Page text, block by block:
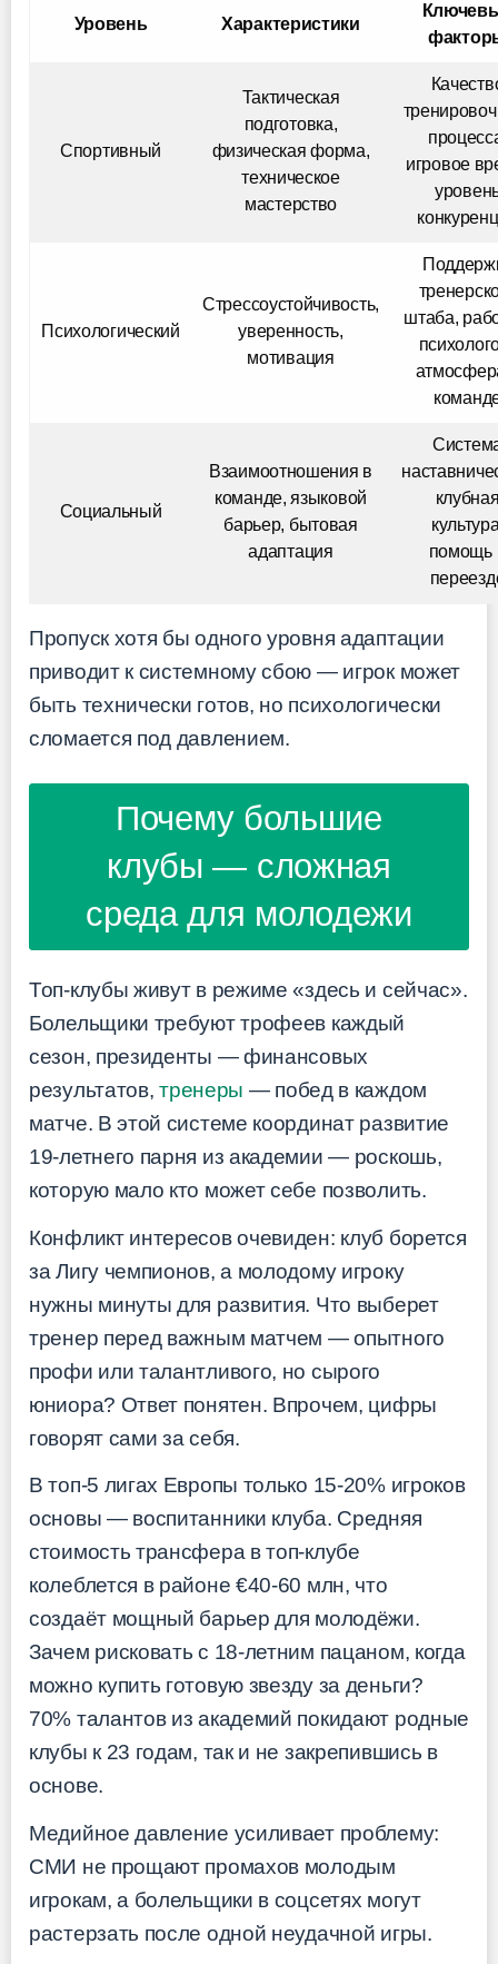
Уровень Характеристики
Спортивный
Тактическая
подготовка,
физическая форма,
техническое
мастерство
игровое
Психологический
Стрессоустойчивость,
уверенность,
мотивация
штаба,
Социальный
Взаимоотношения в
команде, языковой
барьер, бытовая
адаптация
помощь
Пропуск хотя бы одного уровня адаптации
приводит к системному сбою — игрок может
быть технически готов, но психологически
сломается под давлением.
Почему большие
клубы — сложная
среда для молодежи
Топ-клубы живут в режиме «здесь и сейчас».
Болельщики требуют трофеев каждый
сезон, президенты — финансовых
результатов,тренеры — побед в каждом
матче. В этой системе координат развитие
19-летнего парня из академии — роскошь,
которую мало кто может себе позволить.
Конфликт интересов очевиден: клуб борется
за Лигу чемпионов, а молодому игроку
нужны минуты для развития. Что выберет
тренер перед важным матчем — опытного
профи или талантливого, но сырого
юниора? Ответ понятен. Впрочем, цифры
говорят сами за себя.
В топ-5 лигах Европы только 15-20% игроков
основы — воспитанники клуба. Средняя
стоимость трансфера в топ-клубе
колеблется в районе €40-60 млн, что
создаёт мощный барьер для молодёжи.
Зачем рисковать с 18-летним пацаном, когда
можно купить готовую звезду за деньги?
70% талантов из академий покидают родные
клубы к 23 годам, так и не закрепившись в
основе.
Медийное давление усиливает проблему:
СМИ не прощают промахов молодым
игрокам, а болельщики в соцсетях могут
растерзать после одной неудачной игры.